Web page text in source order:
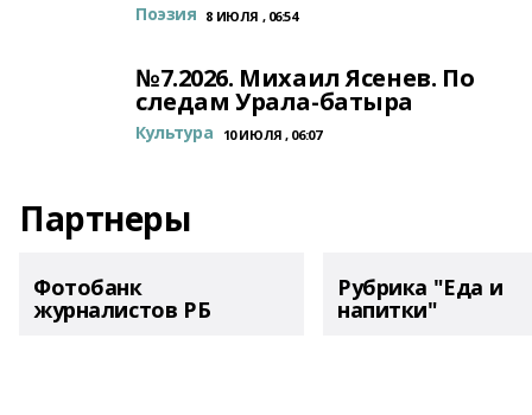
Поэзия 8 ИЮЛЯ , 06:54
№7.2026. Михаил Ясенев. По
следам Урала-батыра
Культура 10 ИЮЛЯ , 06:07
Партнеры
Фотобанк
журналистов РБ
Рубрика "Еда и
напитки"